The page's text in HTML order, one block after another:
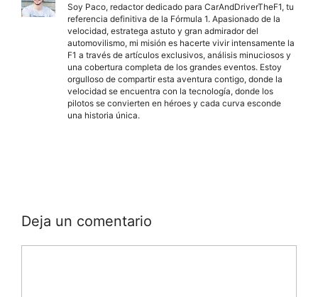
Soy Paco, redactor dedicado para CarAndDriverTheF1, tu
referencia definitiva de la Fórmula 1. Apasionado de la
velocidad, estratega astuto y gran admirador del
automovilismo, mi misión es hacerte vivir intensamente la
F1 a través de artículos exclusivos, análisis minuciosos y
una cobertura completa de los grandes eventos. Estoy
orgulloso de compartir esta aventura contigo, donde la
velocidad se encuentra con la tecnología, donde los
pilotos se convierten en héroes y cada curva esconde
una historia única.
Deja un comentario